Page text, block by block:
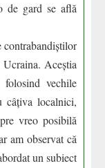
de gard se află
contrabandiștilor
Aceștia
vechile
câțiva localnici,
vreo posibilă
am observat că
un subiect